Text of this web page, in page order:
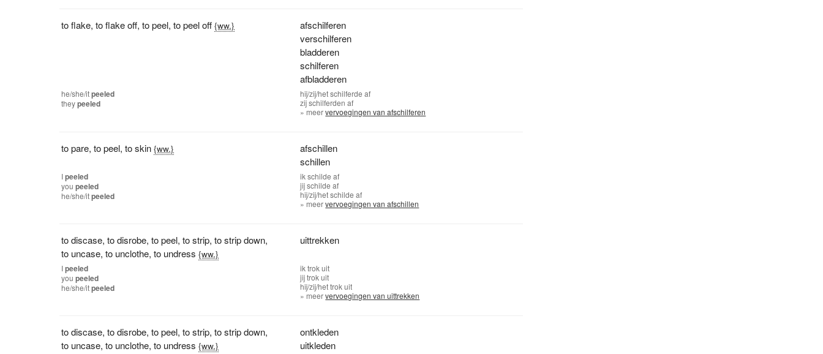
to flake,to flake off,to peel,to peel off {ww.}
afschilferen
verschilferen
bladderen
schilferen
afbladderen
he/she/itpeeled
theypeeled
hij/zij/hetschilferde af
zijschilferden af
» meervervoegingen van afschilferen
to pare,to peel,to skin {ww.}
afschillen
schillen
Ipeeled
youpeeled
he/she/itpeeled
ikschilde af
jijschilde af
hij/zij/hetschilde af
» meervervoegingen van afschillen
to discase,to disrobe,to peel,to strip,to strip down,
to uncase,to unclothe,to undress {ww.}
uittrekken
Ipeeled
youpeeled
he/she/itpeeled
iktrok uit
jijtrok uit
hij/zij/hettrok uit
» meervervoegingen van uittrekken
to discase,to disrobe,to peel,to strip,to strip down,
to uncase,to unclothe,to undress {ww.}
ontkleden
uitkleden